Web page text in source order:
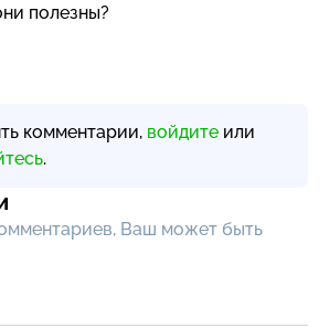
полезны?
комментарии, войдите или
.
Ваш может быть